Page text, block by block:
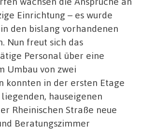
Einrichtung – es wurde
den bislang vorhandenen
Nun freut sich das
Personal über eine
Umbau von zwei
konnten in der ersten Etage
hauseigenen
Rheinischen Straße neue
Beratungszimmer